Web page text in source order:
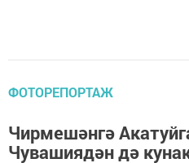
ФОТОРЕПОРТАЖ
Чирмешәнгә
Чувашиядән дә